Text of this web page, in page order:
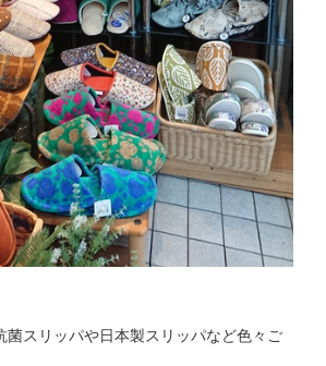
菌スリッパや日本製スリッパなど色々ご